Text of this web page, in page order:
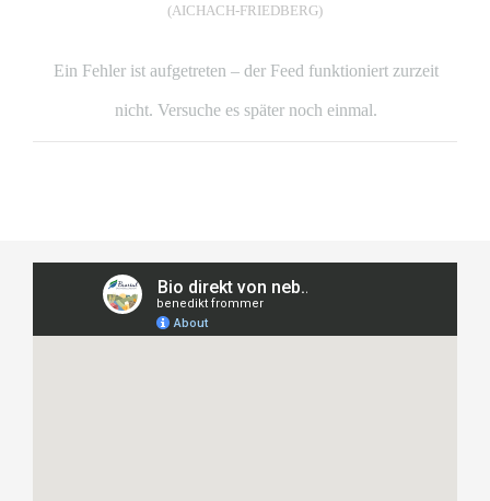
(AICHACH-FRIEDBERG)
Ein Fehler ist aufgetreten – der Feed funktioniert zurzeit
nicht. Versuche es später noch einmal.